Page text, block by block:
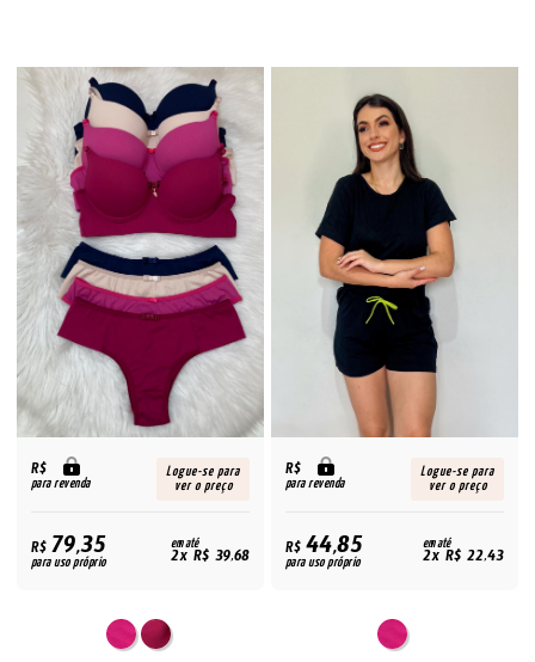
R$
para revenda
Logue-se para
ver o preço
R$79,35
para uso próprio
em até
2x R$ 39,68
R$
para revenda
Logue-se para
ver o preço
R$44,85
para uso próprio
em até
2x R$ 22,43